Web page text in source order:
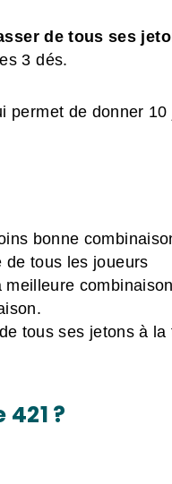
de tous ses
3 dés.
permet de donner
bonne
de tous les joueurs
meilleure
tous ses jetons à
?